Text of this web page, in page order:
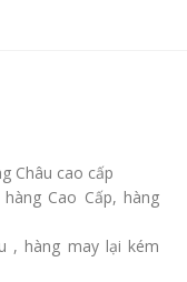
Châu cao cấp
Cao Cấp, hàng
, hàng may lại kém